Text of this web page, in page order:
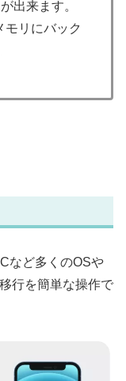
出来ます。
リにバック
など多くのOSや
行を簡単な操作で